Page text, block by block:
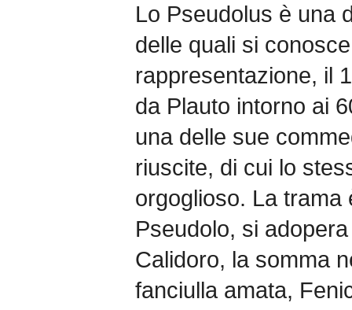
Lo Pseudolus è una
delle quali si
rappresentazione, il
da Plauto intorno ai
una delle sue
riuscite, di cui lo
orgoglioso. La
Pseudolo, si
Calidoro, la somma
fanciulla amata,